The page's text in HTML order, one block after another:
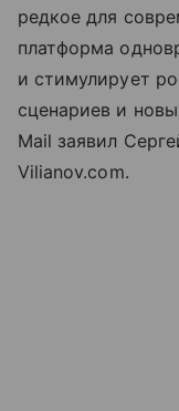
редкое для
платформа
и стимулирует
сценариев и
Mail заявил
Vilianov.com.